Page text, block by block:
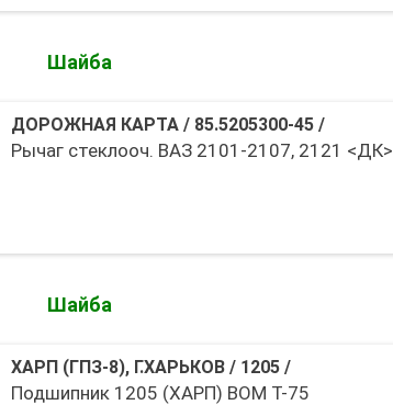
Шайба
ДОРОЖНАЯ КАРТА/ 85.5205300-45/
Рычаг стеклооч. ВАЗ 2101-2107, 2121 <ДК>
Шайба
ХАРП (ГПЗ-8), Г.ХАРЬКОВ/ 1205/
Подшипник 1205 (ХАРП) ВОМ Т-75